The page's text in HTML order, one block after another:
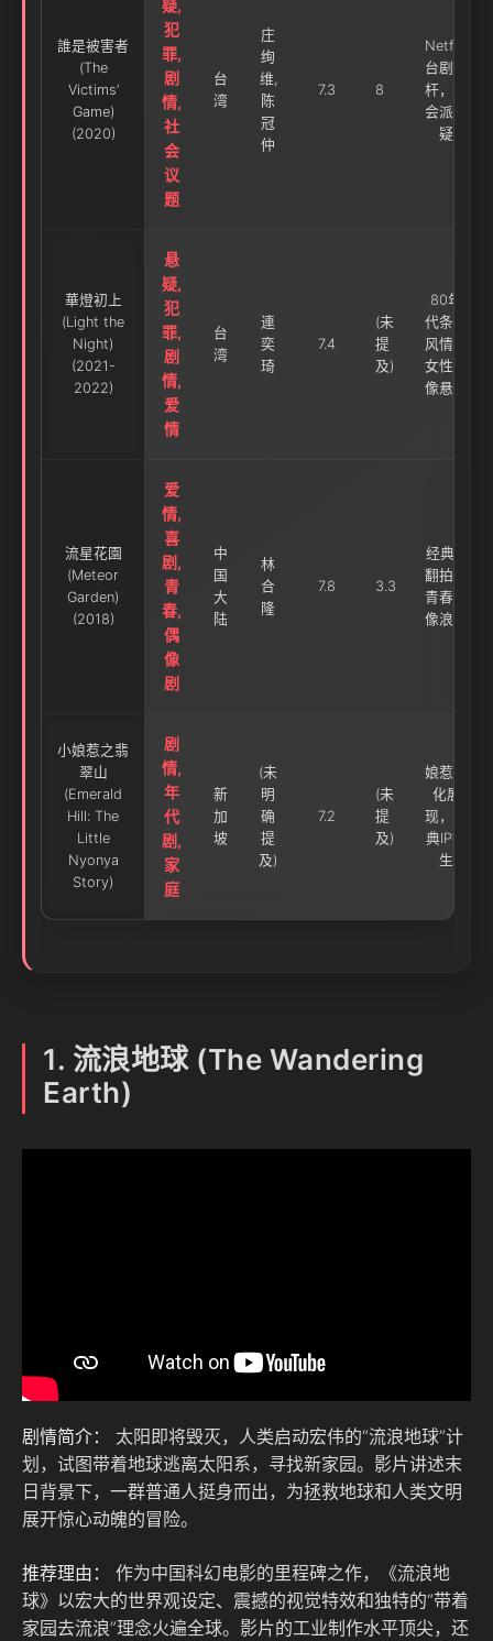
誰是被害者
(The
Victims’
Game)
(2020)
疑,
犯
罪,
剧
情,
社
会
议
题
台
湾
庄
绚
维,
陈
冠
仲
7.3 8
Netflix
台剧标
杆，社
会派悬
疑
華燈初上
(Light the
Night)
(2021-
2022)
悬
疑,
犯
罪,
剧
情,
爱
情
台
湾
連
奕
琦
7.4
(未
提
及)
80年
代条通
风情，
女性群
像悬疑
流星花園
(Meteor
Garden)
(2018)
爱
情,
喜
剧,
青
春,
偶
像
剧
中
国
大
陆
林
合
隆
7.8 3.3
经典IP
翻拍，
青春偶
像浪漫
小娘惹之翡
翠山
(Emerald
Hill: The
Little
Nyonya
Story)
剧
情,
年
代
剧,
家
庭
新
加
坡
(未
明
确
提
及)
7.2
(未
提
及)
娘惹文
化展
现，经
典IP衍
生
1. 流浪地球 (The Wandering
Earth)
剧情简介：
太阳即将毁灭，人类启动宏伟的“流浪地球”计
划，试图带着地球逃离太阳系，寻找新家园。影片讲述末
日背景下，一群普通人挺身而出，为拯救地球和人类文明
展开惊心动魄的冒险。
推荐理由：
作为中国科幻电影的里程碑之作，《流浪地
球》以宏大的世界观设定、震撼的视觉特效和独特的“带着
家园去流浪”理念火遍全球。影片的工业制作水平顶尖，还